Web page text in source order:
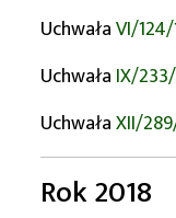
UchwałaVI/
Uchwała IX/
UchwałaXII/
Rok 2018